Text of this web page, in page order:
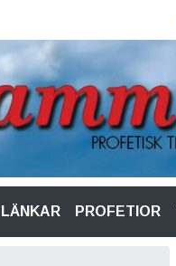
LÄNKAR PROFETIOR